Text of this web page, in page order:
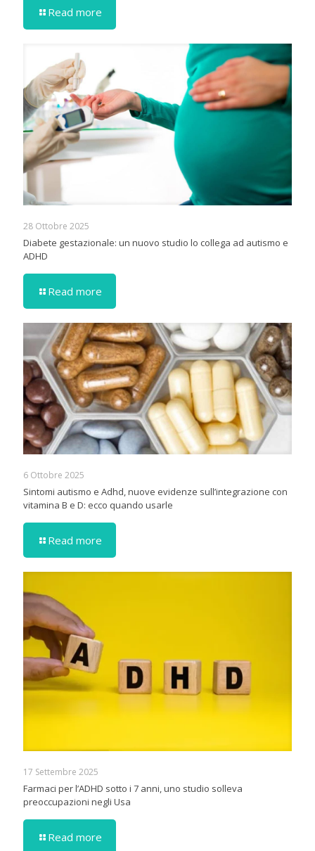
Read more
28 Ottobre 2025
Diabete gestazionale: un nuovo studio lo collega ad autismo e
ADHD
Read more
6 Ottobre 2025
Sintomi autismo e Adhd, nuove evidenze sull’integrazione con
vitamina B e D: ecco quando usarle
Read more
17 Settembre 2025
Farmaci per l’ADHD sotto i 7 anni, uno studio solleva
preoccupazioni negli Usa
Read more